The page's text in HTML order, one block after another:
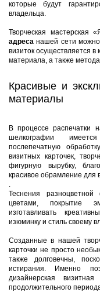
которые будут
владельца.
Творческая мастерская
адреса нашей сети можно
визиток осуществляется в
материала, а также
Красивые и
материалы
В процессе распечатки
шелкографии
послепечатную
визитных карточек,
фигурную вырубку,
красивое обрамление для
Теснения
цветами, покрытие
изготавливать
изюминку и стиль своему
Созданные в нашей
карточки не просто
также долговечны,
истирания. Именно
дизайнерская
продолжительного